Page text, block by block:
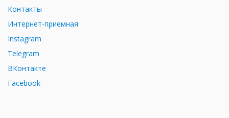
Контакты
Интернет-приемная
Instagram
Telegram
ВКонтакте
Facebook